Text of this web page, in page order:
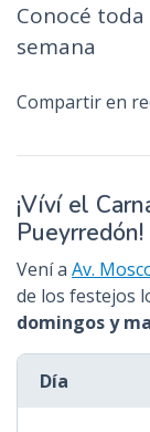
Conocé
semana
Compartir en
¡Víví el
Pueyrredón!
Vení a Av.
de los festejos
domingos y
Día